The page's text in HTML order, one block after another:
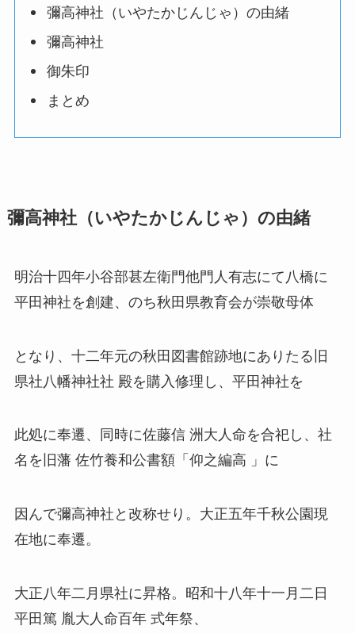
彌高神社（いやたかじんじゃ）の由緒
彌高神社
御朱印
まとめ
彌高神社（いやたかじんじゃ）の由緒
明治十四年小谷部甚左衛門他門人有志にて八橋に
平田神社を創建、のち秋田県教育会が崇敬母体
となり、 十二年元の秋田図書館跡地にありたる旧
県社八幡神社社 殿を購入修理し、平田神社を
此処に奉遷、同時に佐藤信 洲大人命を合祀し、社
名を旧藩 佐竹養和公書額「仰之編高 」に
因んで彌高神社と改称せり。 大正五年千秋公園現
在地に奉遷。
大正八年二月県社に昇格。昭和十八年十一月二日
平田篤 胤大人命百年 式年祭、